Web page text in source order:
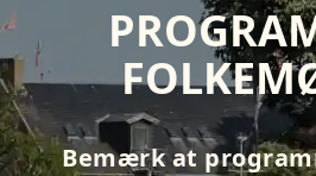
Bemærk at